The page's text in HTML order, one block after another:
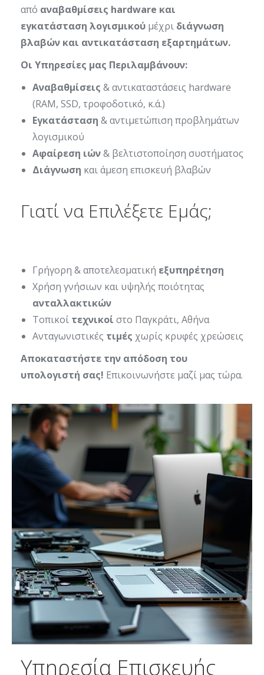
από αναβαθμίσεις hardware και
εγκατάσταση λογισμικού μέχρι διάγνωση
βλαβών και αντικατάσταση εξαρτημάτων.
Οι Υπηρεσίες μας Περιλαμβάνουν:
Αναβαθμίσεις & αντικαταστάσεις hardware
(RAM, SSD, τροφοδοτικό, κ.ά.)
Εγκατάσταση & αντιμετώπιση προβλημάτων
λογισμικού
Αφαίρεση ιών& βελτιστοποίηση συστήματος
Διάγνωση και άμεση επισκευή βλαβών
Γιατί να Επιλέξετε Εμάς;
Γρήγορη & αποτελεσματική εξυπηρέτηση
Χρήση γνήσιων και υψηλής ποιότητας
ανταλλακτικών
Τοπικοί τεχνικοί στο Παγκράτι, Αθήνα
Ανταγωνιστικές τιμές χωρίς κρυφές χρεώσεις
Αποκαταστήστε την απόδοση του
υπολογιστή σας! Επικοινωνήστε μαζί μας τώρα.
Υπηρεσία Επισκευής